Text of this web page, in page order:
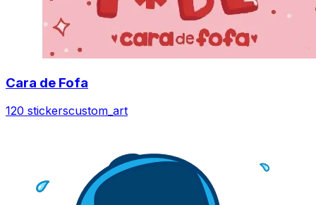
Cara de Fofa
120 stickerscustom_art